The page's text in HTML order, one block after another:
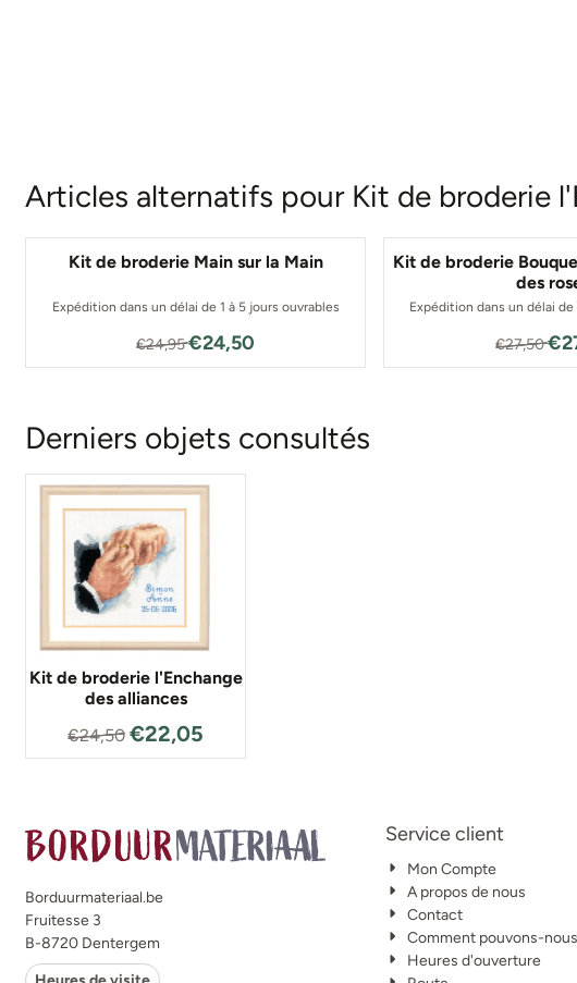
Articles alternatifs pour Kit de broderie
Kit de broderie Main sur la Main
Expédition dans un délai de 1 à 5 jours ouvrables
Par24,95 pour 24,50
€24,95€24,50
Kit de broderie
des
Expédition dans un délai de
€27,50
Derniers objets consultés
Kit de broderie l'Enchange
des alliances
€24,50 €22,05
Borduurmateriaal.be
Fruitesse 3
B-8720 Dentergem
Service client
Mon Compte
A propos de nous
Contact
Comment pouvons-
Heures d'ouverture